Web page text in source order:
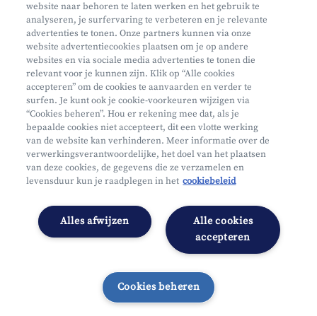
Phishing
Mifid
Privacy
Juridische info
Onderworpen aan de controle van CDZ
Toegankelijkheidsverklaring
Cookies beheren
website naar behoren te laten werken en het gebruik te
analyseren, je surfervaring te verbeteren en je relevante
advertenties te tonen. Onze partners kunnen via onze
website advertentiecookies plaatsen om je op andere
websites en via sociale media advertenties te tonen die
relevant voor je kunnen zijn. Klik op “Alle cookies
accepteren” om de cookies te aanvaarden en verder te
surfen. Je kunt ook je cookie-voorkeuren wijzigen via
“Cookies beheren”. Hou er rekening mee dat, als je
bepaalde cookies niet accepteert, dit een vlotte werking
van de website kan verhinderen. Meer informatie over de
verwerkingsverantwoordelijke, het doel van het plaatsen
van deze cookies, de gegevens die ze verzamelen en
levensduur kun je raadplegen in het cookiebeleid
Alle cookies
accepteren
Alles afwijzen
Cookies beheren